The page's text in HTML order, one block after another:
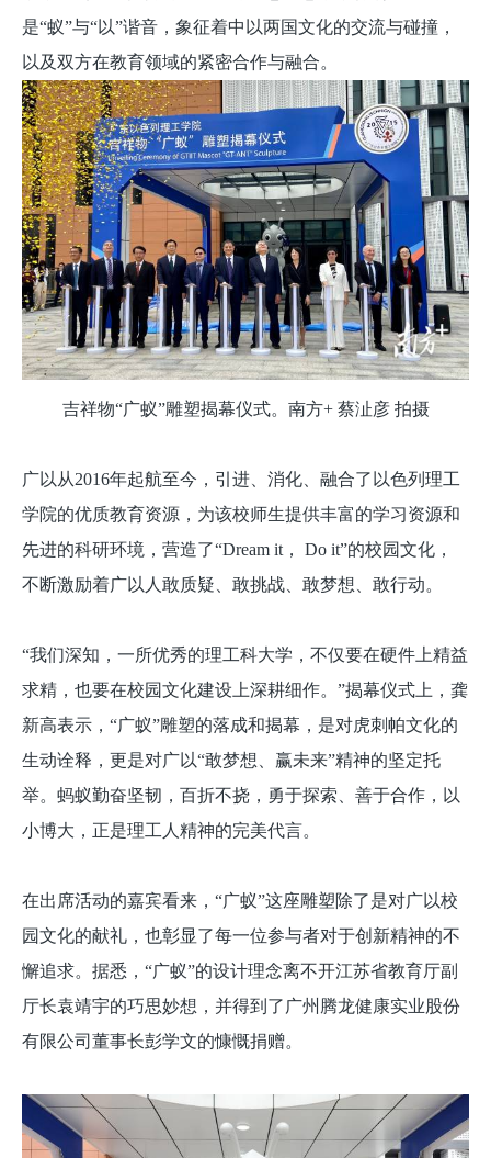
是“蚁”与“以”谐音，象征着中以两国文化的交流与碰撞，
以及双方在教育领域的紧密合作与融合。
吉祥物“广蚁”雕塑揭幕仪式。南方+ 蔡沚彦 拍摄
广以从2016年起航至今，引进、消化、融合了以色列理工
学院的优质教育资源，为该校师生提供丰富的学习资源和
先进的科研环境，营造了“Dream it， Do it”的校园文化，
不断激励着广以人敢质疑、敢挑战、敢梦想、敢行动。
“我们深知，一所优秀的理工科大学，不仅要在硬件上精益
求精，也要在校园文化建设上深耕细作。”揭幕仪式上，龚
新高表示，“广蚁”雕塑的落成和揭幕，是对虎刺帕文化的
生动诠释，更是对广以“敢梦想、赢未来”精神的坚定托
举。蚂蚁勤奋坚韧，百折不挠，勇于探索、善于合作，以
小博大，正是理工人精神的完美代言。
在出席活动的嘉宾看来，“广蚁”这座雕塑除了是对广以校
园文化的献礼，也彰显了每一位参与者对于创新精神的不
懈追求。据悉，“广蚁”的设计理念离不开江苏省教育厅副
厅长袁靖宇的巧思妙想，并得到了广州腾龙健康实业股份
有限公司董事长彭学文的慷慨捐赠。